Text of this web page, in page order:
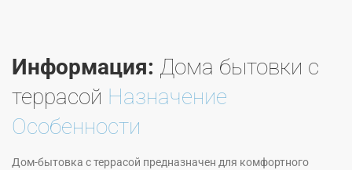
Информация: Дома бытовки с
террасой Назначение
Особенности
Дом-бытовка с террасой предназначен для комфортного